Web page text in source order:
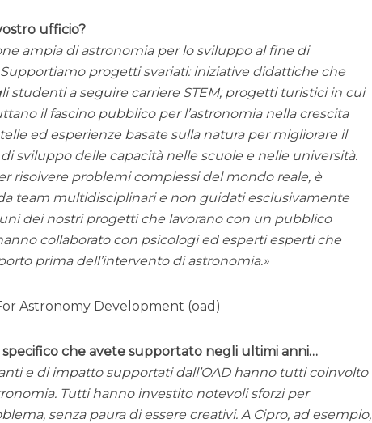
ufficio?
ampia di astronomia per lo sviluppo al fine di
progetti svariati: iniziative didattiche che
studenti a seguire carriere STEM; progetti turistici in cui
il fascino pubblico per l’astronomia nella crescita
ed esperienze basate sulla natura per migliorare il
sviluppo delle capacità nelle scuole e nelle università.
risolvere problemi complessi del mondo reale, è
team multidisciplinari e non guidati esclusivamente
dei nostri progetti che lavorano con un pubblico
collaborato con psicologi ed esperti esperti che
prima dell’intervento di astronomia.
che avete supportato negli ultimi anni…
e di impatto supportati dall’OAD hanno tutti coinvolto
Tutti hanno investito notevoli sforzi per
senza paura di essere creativi. A Cipro, ad esempio,